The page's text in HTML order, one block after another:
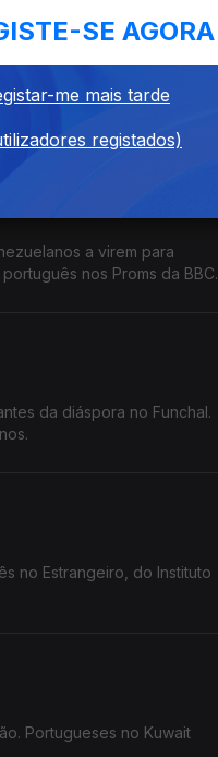
terão sido
eleitoral próprio.
a virem para
nos Proms da BBC.
da diáspora no Funchal.
Portugueses no Kuwait
SE AGORA
me mais tarde
registados)